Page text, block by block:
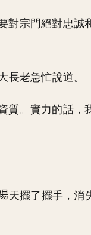
對宗門絕對忠誠
長老急忙說道。
質。實力的話，
天擺了擺手，消